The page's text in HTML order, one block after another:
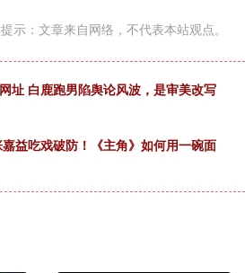
示：文章来自网络，不代表本站观点。
址 白鹿跑男陷舆论风波，是审美改写
益吃戏破防！《主角》如何用一碗面